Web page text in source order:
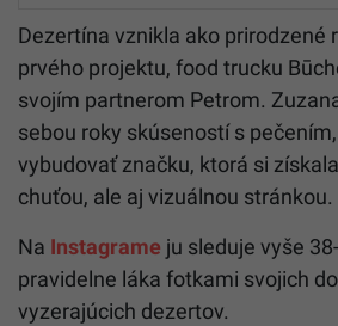
Dezertína vznikla ako prirodzené
prvého projektu, food trucku
svojím partnerom Petrom.
sebou roky skúseností s
vybudovať značku, ktorá si
chuťou, ale aj vizuálnou stránkou.
Na Instagrame ju sleduje vyše
pravidelne láka fotkami svojich
vyzerajúcich dezertov.